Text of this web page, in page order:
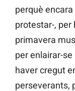
perquè
protestar-, per
primavera
per enlairar-
haver cregut
perseverants,